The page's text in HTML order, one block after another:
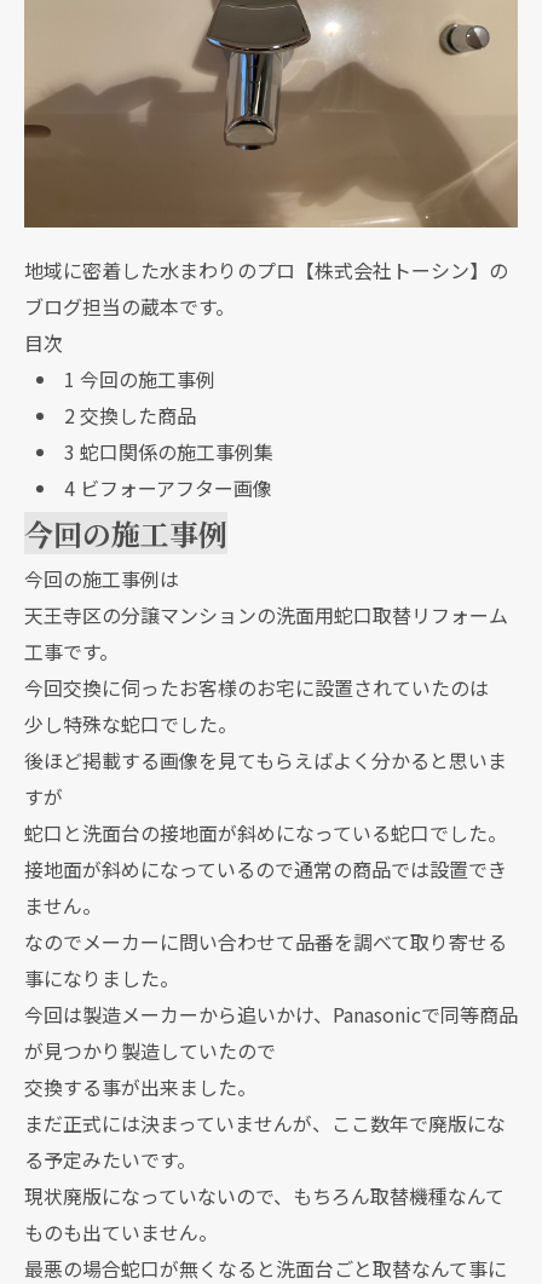
地域に密着した水まわりのプロ【株式会社トーシン】の
ブログ担当の蔵本です。
目次
1 今回の施工事例
2交換した商品
3 蛇口関係の施工事例集
4ビフォーアフター画像
今回の施工事例
今回の施工事例は
天王寺区の分譲マンションの洗面用蛇口取替リフォーム
工事です。
今回交換に伺ったお客様のお宅に設置されていたのは
少し特殊な蛇口でした。
後ほど掲載する画像を見てもらえばよく分かると思いま
すが
蛇口と洗面台の接地面が斜めになっている蛇口でした。
接地面が斜めになっているので通常の商品では設置でき
ません。
なのでメーカーに問い合わせて品番を調べて取り寄せる
事になりました。
今回は製造メーカーから追いかけ、Panasonicで同等商品
が見つかり製造していたので
交換する事が出来ました。
まだ正式には決まっていませんが、ここ数年で廃版にな
る予定みたいです。
現状廃版になっていないので、もちろん取替機種なんて
ものも出ていません。
最悪の場合蛇口が無くなると洗面台ごと取替なんて事に